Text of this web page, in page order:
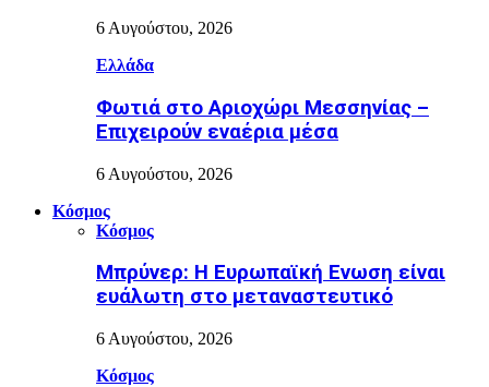
6 Αυγούστου, 2026
Ελλάδα
Φωτιά στο Αριοχώρι Μεσσηνίας –
Επιχειρούν εναέρια μέσα
6 Αυγούστου, 2026
Κόσμος
Κόσμος
Μπρύνερ: Η Ευρωπαϊκή Ενωση είναι
ευάλωτη στο μεταναστευτικό
6 Αυγούστου, 2026
Κόσμος